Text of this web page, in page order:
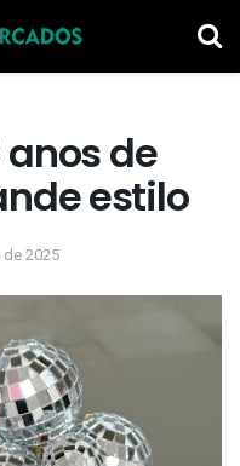
anos de
estilo
2025